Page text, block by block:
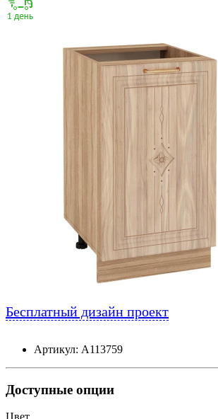
Бесплатный дизайн проект
Артикул: А113759
Доступные опции